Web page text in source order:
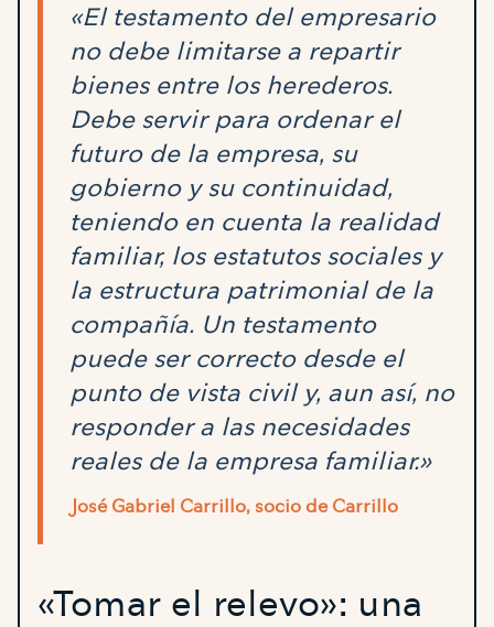
«El testamento del empresario
no debe limitarse a repartir
bienes entre los herederos.
Debe servir para ordenar el
futuro de la empresa, su
gobierno y su continuidad,
teniendo en cuenta la realidad
familiar, los estatutos sociales y
la estructura patrimonial de la
compañía. Un testamento
puede ser correcto desde el
punto de vista civil y, aun así, no
responder a las necesidades
reales de la empresa familiar.»
José Gabriel Carrillo, socio de Carrillo
«Tomar el relevo»: una